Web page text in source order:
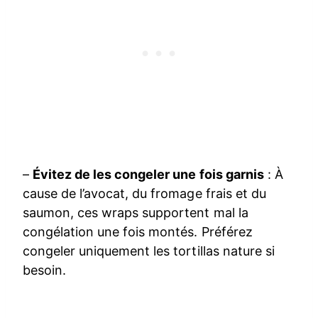
– Évitez de les congeler une fois garnis: À
cause de l’avocat, du fromage frais et du
saumon, ces wraps supportent mal la
congélation une fois montés. Préférez
congeler uniquement les tortillas nature si
besoin.